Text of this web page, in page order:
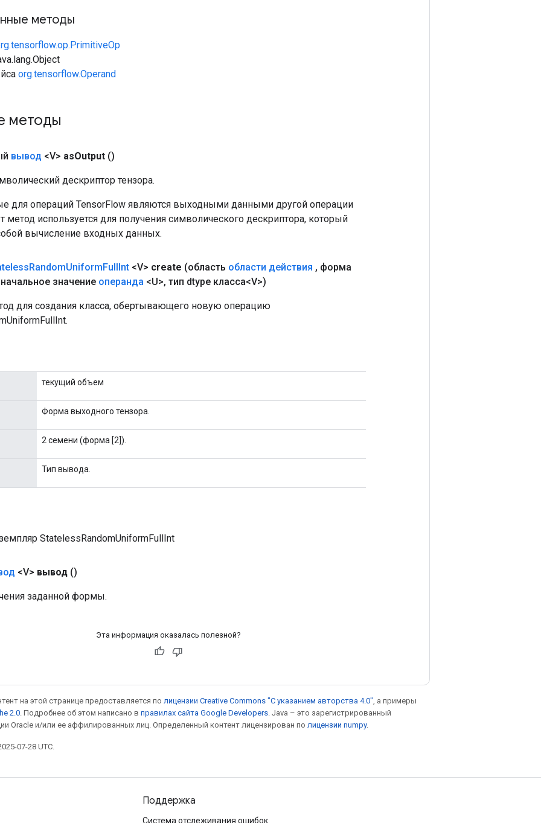
методы
org.tensorflow.Operand
методы
вывод <V> asOutput ()
дескриптор тензора.
для операций TensorFlow являются выходными данными другой операции
метод используется для получения символического дескриптора, который
вычисление входных данных.
RandomUniformFullInt <V> create (область области действия , форма
начальное значение операнда <U>, тип dtype класса<V>)
для создания класса, обертывающего новую операцию
текущий объем
Форма выходного тензора.
2 семени (форма [2]).
Тип вывода.
StatelessRandomUniformFullInt
<V> вывод ()
заданной формы.
Эта информация оказалась полезной?
на этой странице предоставляется по лицензии Creative Commons "С указанием авторства 4.0" , а примеры
2.0 . Подробнее об этом написано в правилах сайта Google Developers . Java – это зарегистрированный
Oracle и/или ее аффилированных лиц. Определенный контент лицензирован по лицензии numpy.
07-28 UTC.
Поддержка
Система отслеживания ошибок